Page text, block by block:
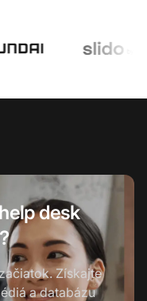
desk
Získajte
a databázu